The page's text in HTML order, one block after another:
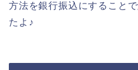
方法を銀行振込にすること
たよ♪